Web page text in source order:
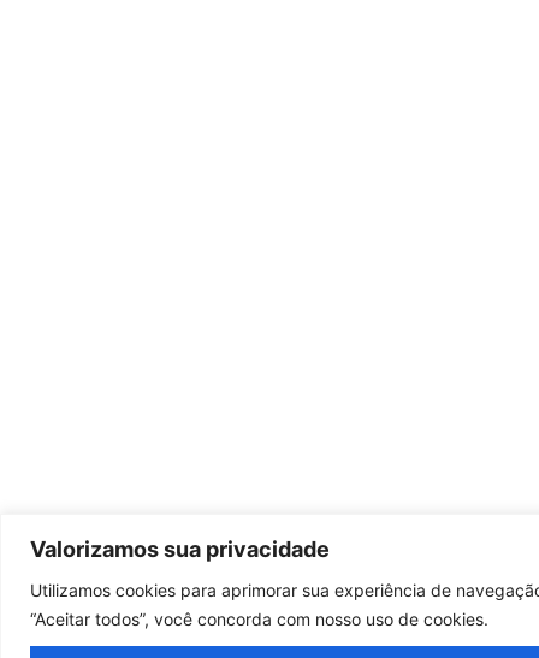
Valorizamos sua privacidade
Utilizamos cookies para aprimorar sua experiência de
“Aceitar todos”, você concorda com nosso uso de cookies.